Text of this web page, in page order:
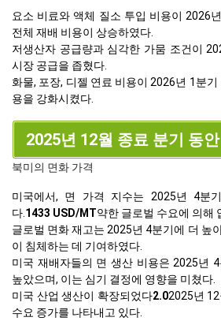
요소 비료와 액체 질소 투입 비용이 2026
전체 재배 비용이 상승하였다.
저생산자 공급량과 심각한 가뭄 조건이
시장 공급을 좁혔다.
화물, 포장, 디젤 연료 비용이 2026년 1분
용을 강화시켰다.
2025년 12월 종료 분기 동안
북미의 면화 가격
미국에서, 면 가격 지수는 2025년 4분
다. 1433 USD/MT약한 글로벌 수요에 의해
글로벌 면화 재고는 2025년 4분기에 더 높
이 침체하는 데 기여하였다.
미국 재배자들의 면 생산 비용은 2025년
높았으며, 이는 심기 결정에 영향을 미쳤다.
미국 산업 생산이 확장되었다2.02025년
수요 증가를 나타내고 있다.